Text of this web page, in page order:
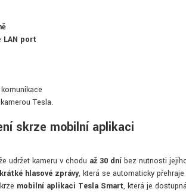
LAN port
Tesla.
skrze mobilní aplikaci
udržet kameru v chodu až 30 dní bez nutnosti
hlasové zprávy, která se automaticky přehraje
mobilní aplikaci Tesla Smart, která je